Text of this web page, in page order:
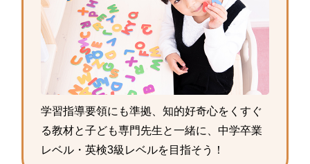
学習指導要領にも準拠、知的好奇心をくすぐ
る教材と子ども専門先生と一緒に、中学卒業
レベル・英検3級レベルを目指そう！